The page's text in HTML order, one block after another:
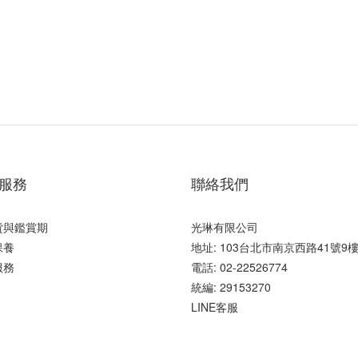
務
鑑賞期
聯絡我們
光琳有限公司
地址: 103台北市南京西路41號9
電話: 02-22526774
統編: 29153270
LINE客服